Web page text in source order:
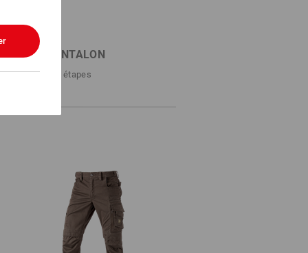
DE PANTALON
parfait en 3 étapes